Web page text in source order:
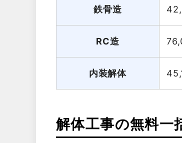
鉄骨造
RC造
内装解体
解体工事の無料一